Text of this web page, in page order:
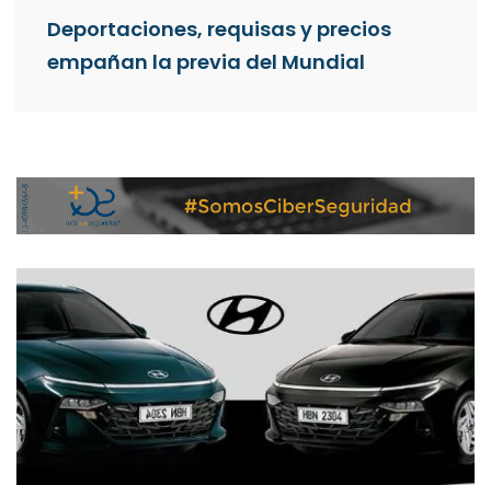
Deportaciones, requisas y precios
empañan la previa del Mundial